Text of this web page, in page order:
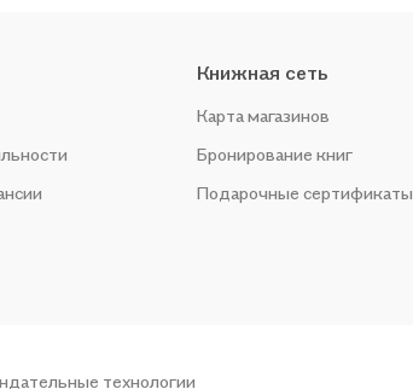
Книжная сеть
Карта магазинов
Бронирование книг
Подарочные сертификаты
технологии